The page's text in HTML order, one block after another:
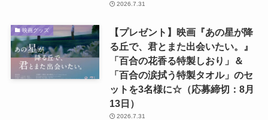
2026.7.31
映画グッズ
【プレゼント】映画『あの星が降
る丘で、君とまた出会いたい。』
「百合の花香る特製しおり」＆
「百合の涙拭う特製タオル」のセ
ットを3名様に☆（応募締切：8月
13日）
2026.7.31